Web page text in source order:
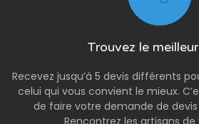
Trouvez le
Recevez jusqu’à 5 devis différents
celui qui vous convient le mieux.
de faire votre demande de